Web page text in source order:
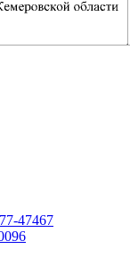
47467